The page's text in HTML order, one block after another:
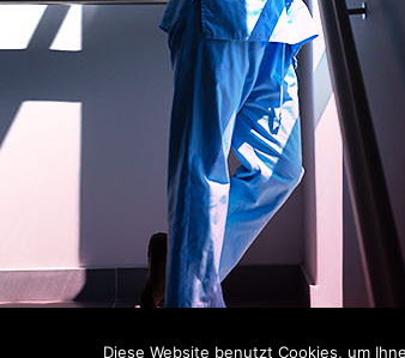
Diese Website benutzt Cookies, um